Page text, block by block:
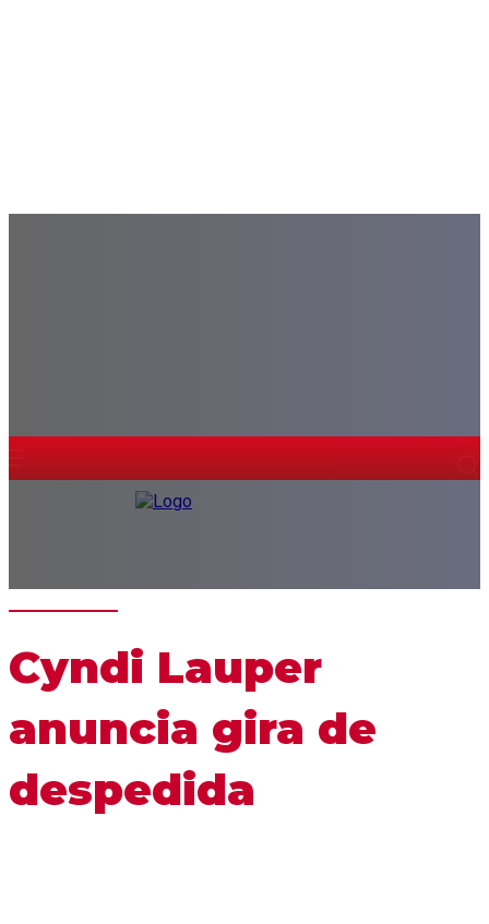
Cyndi Lauper
anuncia gira de
despedida